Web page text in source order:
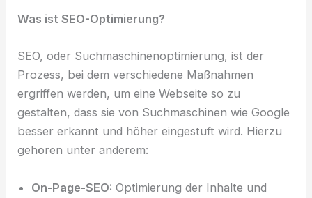
Was ist SEO-Optimierung?
SEO, oder Suchmaschinenoptimierung, ist der
Prozess, bei dem verschiedene Maßnahmen
ergriffen werden, um eine Webseite so zu
gestalten, dass sie von Suchmaschinen wie Google
besser erkannt und höher eingestuft wird. Hierzu
gehören unter anderem:
On-Page-SEO: Optimierung der Inhalte und